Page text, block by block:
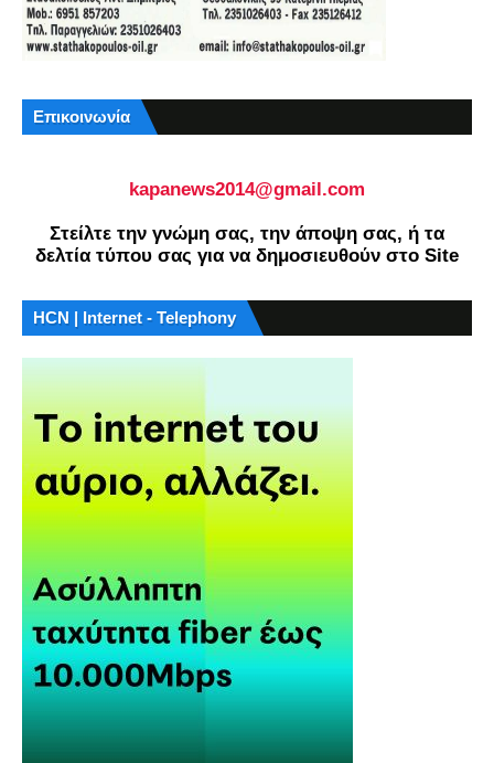
Επικοινωνία
kapanews2014@gmail.com
Στείλτε την γνώμη σας, την άποψη σας, ή τα
δελτία τύπου σας για να δημοσιευθούν στο Site
HCN | Internet - Telephony